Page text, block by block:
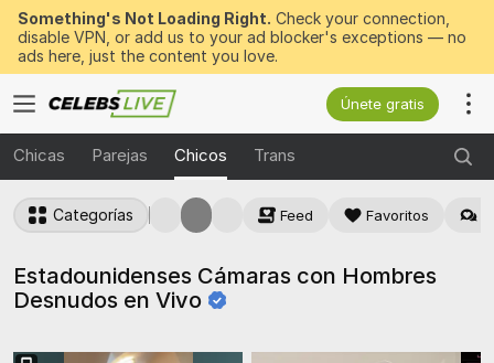
Something's Not Loading Right. Check your connection,
disable VPN, or add us to your ad blocker's exceptions — no
ads here, just the content you love.
Únete gratis
Chicas Parejas Chicos Trans
Categorías Feed Favoritos
Estadounidenses Cámaras con Hombres
Desnudos en Vivo